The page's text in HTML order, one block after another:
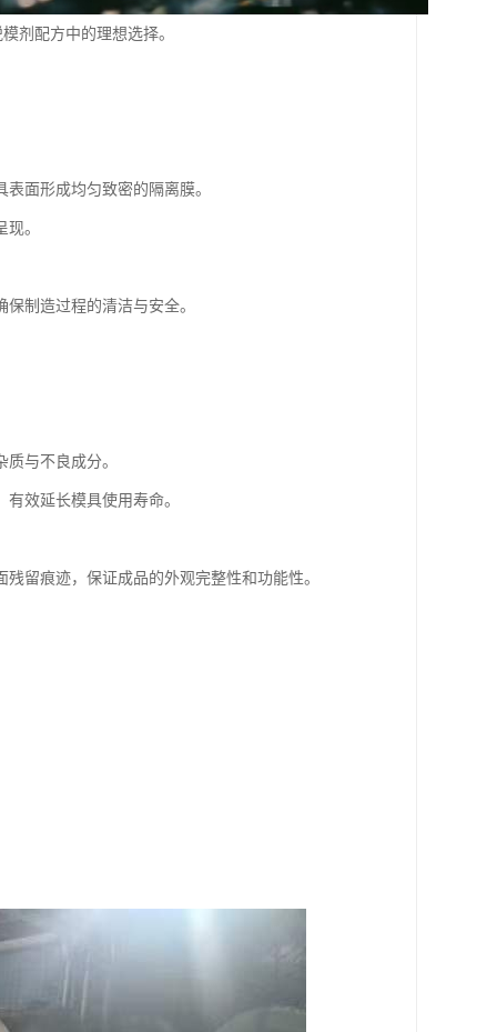
剂配方中的理想选择。
面形成均匀致密的隔离膜。
。
制造过程的清洁与安全。
与不良成分。
效延长模具使用寿命。
留痕迹，保证成品的外观完整性和功能性。